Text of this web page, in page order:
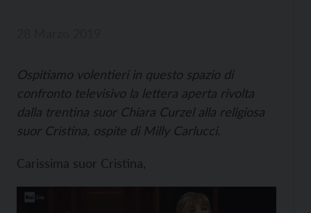
Ospitiamo volentieri in questo spazio di
confronto televisivo la lettera aperta rivolta
dalla trentina suor Chiara Curzel alla religiosa
suor Cristina, ospite di Milly Carlucci.
Carissima suor Cristina,